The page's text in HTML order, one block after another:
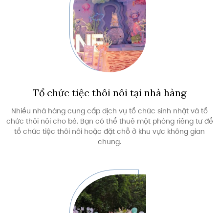
Tổ chức tiệc thôi nôi tại nhà hàng
Nhiều nhà hàng cung cấp dịch vụ tổ chức sinh nhật và tổ
chức thôi nôi cho bé. Bạn có thể thuê một phòng riêng tư để
tổ chức tiệc thôi nôi hoặc đặt chỗ ở khu vực không gian
chung.